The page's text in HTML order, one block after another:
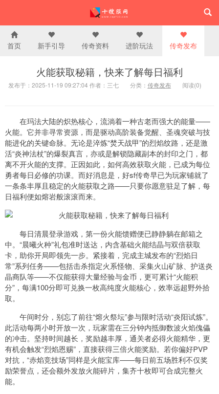
首页 新手引导 传奇资料 进阶玩法 传奇发布
火能获取秘籍，快来了解每日福利
发布于：2025-11-19 09:27:04 作者：三七 分类： 传奇发布 阅读(0)
在玛法大陆的炽热核心，流淌着一种古老而强大的能量——
火能。它并非寻常资源，而是驱动高阶装备觉醒、圣魂突破与技
能进化的关键命脉。无论是淬炼“焚天战甲”的烈焰纹路，还是激
活“炎神法杖”的爆裂真言，亦或是解锁隐藏副本的封印之门，都
离不开火能的支撑。正因如此，如何高效获取火能，已成为每位
勇者每日必修的功课。而好消息是，好sf传奇早已为玩家铺就了
一条条丰厚且稳定的火能获取之路——只要你愿意驻足了解，每
日福利便如熔岩般滚滚而来。
每日清晨登录游戏，第一份火能馈赠便已静静躺在邮箱之
中。“晨曦火种”礼包准时送达，内含基础火能结晶与双倍获取
卡，助你开局即领先一步。紧接着，完成主城发布的“烈焰日
常”系列任务——包括击杀指定火系怪物、采集火山矿脉、护送炎
晶商队等——不仅能获得大量经验与金币，更可累计“火能积
分”，每满100分即可兑换一枚高纯度火能核心，效率远超野外拾
取。
午间时分，别忘了前往“熔火祭坛”参与限时活动“炎阳试炼”。
此活动每两小时开放一次，玩家需在三分钟内抵御数波火焰傀儡
的冲击。坚持时间越长，奖励越丰厚，通关者必得火能精华，更
有机会触发“烈焰恩赐”，直接获得三倍火能奖励。若你偏好PVP
对抗，“赤焰竞技场”同样是火能宝库——每日前五场胜利不仅奖
励荣誉点，还会额外发放火能碎片，集齐十枚即可合成完整火
能。